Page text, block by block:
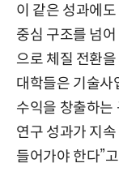
이 같은 성과에
중심 구조를 넘
으로 체질 전환
대학들은 기술사
수익을 창출하는
연구 성과가 지
들어가야 한다”